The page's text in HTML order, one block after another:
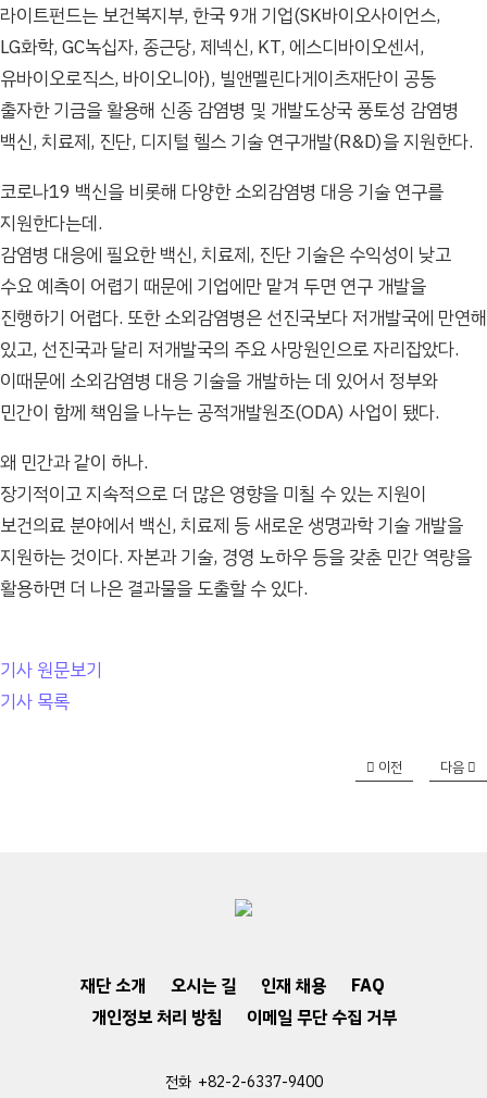
라이트펀드는 보건복지부, 한국 9개 기업(SK바이오사이언스,
LG화학, GC녹십자, 종근당, 제넥신, KT, 에스디바이오센서,
유바이오로직스, 바이오니아), 빌앤멜린다게이츠재단이 공동
출자한 기금을 활용해 신종 감염병 및 개발도상국 풍토성 감염병
백신, 치료제, 진단, 디지털 헬스 기술 연구개발(R&D)을 지원한다.
코로나19 백신을 비롯해 다양한 소외감염병 대응 기술 연구를
지원한다는데.
감염병 대응에 필요한 백신, 치료제, 진단 기술은 수익성이 낮고
수요 예측이 어렵기 때문에 기업에만 맡겨 두면 연구 개발을
진행하기 어렵다. 또한 소외감염병은 선진국보다 저개발국에 만연해
있고, 선진국과 달리 저개발국의 주요 사망원인으로 자리잡았다.
이때문에 소외감염병 대응 기술을 개발하는 데 있어서 정부와
민간이 함께 책임을 나누는 공적개발원조(ODA) 사업이 됐다.
왜 민간과 같이 하나.
장기적이고 지속적으로 더 많은 영향을 미칠 수 있는 지원이
보건의료 분야에서 백신, 치료제 등 새로운 생명과학 기술 개발을
지원하는 것이다. 자본과 기술, 경영 노하우 등을 갖춘 민간 역량을
활용하면 더 나은 결과물을 도출할 수 있다.
기사 원문보기
기사 목록
이전 다음
재단 소개 오시는 길 인재 채용
FAQ
개인정보 처리 방침
이메일 무단 수집 거부
전화 +82-2-6337-9400